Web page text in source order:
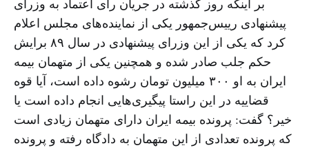
پیشنهادی رییس‌جمهور یکی از نماینده‌های مجلس اعلام
کرد که یکی از این وزرای پیشنهادی در سال ۸۹ برایش
حکم جلب صادر شده و همچنین یکی از متهمان بیمه
ایران به او ۳۰۰ میلیون تومان رشوه داده است، آیا قوه
قضاییه در این راستا پیگیری‌هایی انجام داده است یا
خیر؟ گفت: پرونده بیمه ایران دارای متهمان زیادی است
که پرونده تعدادی از این متهمان به دادگاه رفته و پرونده